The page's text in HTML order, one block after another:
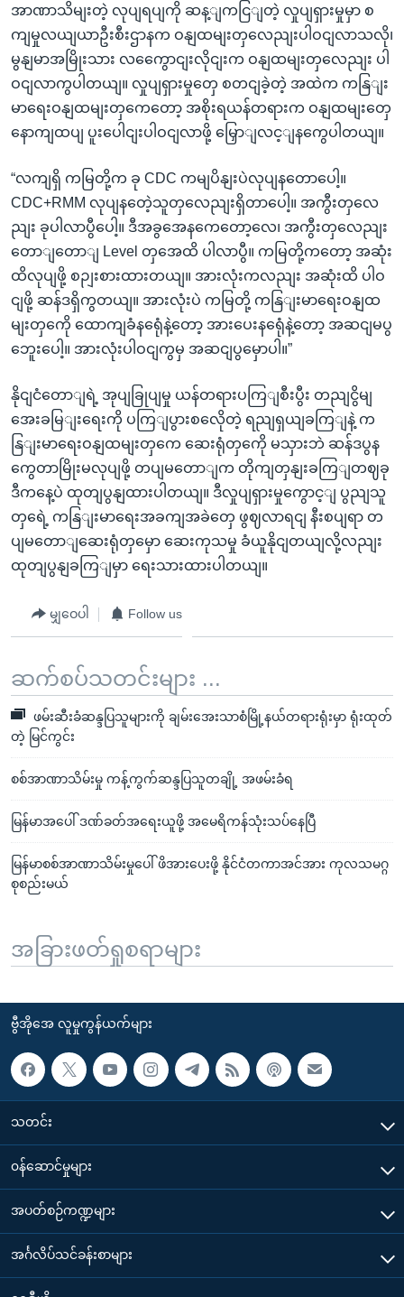
အာဏာသိမျးတဲ့ လုပျရပျကို ဆန့ျကငြျတဲ့ လှုပျရှားမှုမှာ စ
ကျမှုလယျယာဦးစီးဌာနက ဝနျထမျးတှလေညျးပါဝငျလာသလို၊
မွနျမာအမြိုးသား လကွေောငျးလိုငျးက ဝနျထမျးတှလေညျး ပါ
ဝငျလာကွပါတယျ။ လှုပျရှားမှုတှေ စတငျခဲ့တဲ့ အထဲက ကနြျး
မာရေးဝနျထမျးတှကေတော့ အစိုးရယန်တရားက ဝနျထမျးတှေ
နောကျထပျ ပူးပေါငျးပါဝငျလာဖို့ မြှောျလင့ျနကွေပါတယျ။
“လကျရှိ ကမြတို့က ခု CDC ကမျပိနျးပဲလုပျနတောပေါ့။
CDC+RMM လုပျနတေဲ့သူတှလေညျးရှိတာပေါ့။ အကွီးတှလေ
ညျး ခုပါလာပွီပေါ့။ ဒီအခွအေနကေတော့လေ၊ အကွီးတှလေညျး
တောျတောျ Level တှအေထိ ပါလာပွီ။ ကမြတို့ကတော့ အဆုံး
ထိလုပျဖို့ စဉျးစားထားတယျ။ အားလုံးကလညျး အဆုံးထိ ပါဝ
ငျဖို့ ဆန်ဒရှိကွတယျ။ အားလုံးပဲ ကမြတို့ ကနြျးမာရေးဝနျထ
မျးတှကေို ထောကျခံနရေုံနဲ့တော့ အားပေးနရေုံနဲ့တော့ အဆငျမပွ
ဘေူးပေါ့။ အားလုံးပါဝငျကွမှ အဆငျပွမှောပါ။”
နိုငျငံတောျရဲ့ အုပျခြုပျမှု ယန်တရားပကြျစီးပွီး တညျငွိမျ
အေးခမြျးရေးကို ပကြျပွားစလေိုတဲ့ ရညျရှယျခကြျနဲ့ က
နြျးမာရေးဝနျထမျးတှကေ ဆေးရုံတှကေို မသှားဘဲ ဆန်ဒပွန
ကွေတာမြိုးမလုပျဖို့ တပျမတောျက တိုကျတှနျးခကြျတဈခု
ဒီကနေ့ပဲ ထုတျပွနျထားပါတယျ။ ဒီလှုပျရှားမှုကွောင့ျ ပွညျသူ
တှရေဲ့ ကနြျးမာရေးအခကျအခဲတှေ ဖွဈလာရငျ နီးစပျရာ တ
ပျမတောျဆေးရုံတှမှော ဆေးကုသမှု ခံယူနိုငျတယျလို့လညျး
ထုတျပွနျခကြျမှာ ရေးသားထားပါတယျ။
မျှဝေပါ Follow us
ဆက်စပ်သတင်းများ ...
ဖမ်းဆီးခံဆန္ဒပြသူများကို ချမ်းအေးသာစံမြို့နယ်တရားရုံးမှာ ရုံးထုတ်
တဲ့ မြင်ကွင်း
စစ်အာဏာသိမ်းမှု ကန့်ကွက်ဆန္ဒပြသူတချို့ အဖမ်းခံရ
မြန်မာအပေါ် ဒဏ်ခတ်အရေးယူဖို့ အမေရိကန်သုံးသပ်နေပြီ
မြန်မာစစ်အာဏာသိမ်းမှုပေါ် ဖိအားပေးဖို့ နိုင်ငံတကာအင်အား ကုလသမဂ္ဂ
စုစည်းမယ်
အခြားဖတ်ရှုစရာများ
ဗွီအိုအေ လူမှုကွန်ယက်များ
သတင်း
၀န်ဆောင်မှုများ
အပတ်စဉ်ကဏ္ဍများ
အင်္ဂလိပ်သင်ခန်းစာများ